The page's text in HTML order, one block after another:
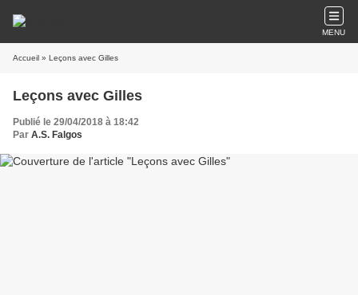
MENU
Accueil » Leçons avec Gilles
Leçons avec Gilles
Publié le 29/04/2018 à 18:42
Par A.S. Falgos